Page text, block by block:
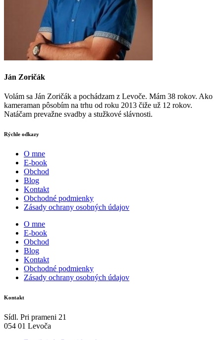
Ján Zoričák
Volám sa Ján Zoričák a pochádzam z Levoče. Mám 38 rokov. Ako
kameraman pôsobím na trhu od roku 2013 čiže už 12 rokov.
Natáčam prevažne svadby a stužkové slávnosti.
Rýchle odkazy
O mne
E-book
Obchod
Blog
Kontakt
Obchodné podmienky
Zásady ochrany osobných údajov
O mne
E-book
Obchod
Blog
Kontakt
Obchodné podmienky
Zásady ochrany osobných údajov
Kontakt
Sídl. Pri prameni 21
054 01 Levoča